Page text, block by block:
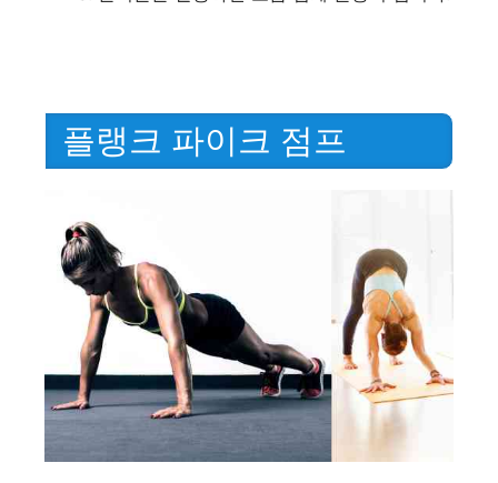
플랭크 파이크 점프